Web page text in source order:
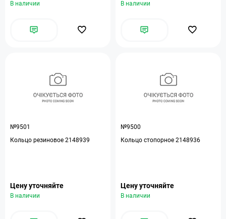
В наличии В наличии
№9501
Кольцо резиновое 2148939
Цену уточняйте
В наличии
№9500
Кольцо стопорное 2148936
Цену уточняйте
В наличии